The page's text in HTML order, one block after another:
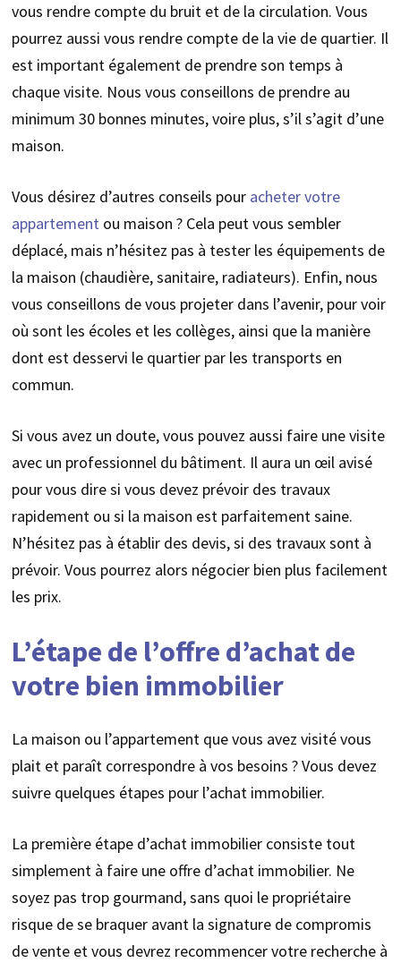
vous rendre compte du bruit et de la circulation. Vous
pourrez aussi vous rendre compte de la vie de quartier. Il
est important également de prendre son temps à
chaque visite. Nous vous conseillons de prendre au
minimum 30 bonnes minutes, voire plus, s’il s’agit d’une
maison.
Vous désirez d’autres conseils pour acheter votre
appartement ou maison ? Cela peut vous sembler
déplacé, mais n’hésitez pas à tester les équipements de
la maison (chaudière, sanitaire, radiateurs). Enfin, nous
vous conseillons de vous projeter dans l’avenir, pour voir
où sont les écoles et les collèges, ainsi que la manière
dont est desservi le quartier par les transports en
commun.
Si vous avez un doute, vous pouvez aussi faire une visite
avec un professionnel du bâtiment. Il aura un œil avisé
pour vous dire si vous devez prévoir des travaux
rapidement ou si la maison est parfaitement saine.
N’hésitez pas à établir des devis, si des travaux sont à
prévoir. Vous pourrez alors négocier bien plus facilement
les prix.
L’étape de l’offre d’achat de
votre bien immobilier
La maison ou l’appartement que vous avez visité vous
plait et paraît correspondre à vos besoins ? Vous devez
suivre quelques étapes pour l’achat immobilier.
La première étape d’achat immobilier consiste tout
simplement à faire une offre d’achat immobilier. Ne
soyez pas trop gourmand, sans quoi le propriétaire
risque de se braquer avant la signature de compromis
de vente et vous devrez recommencer votre recherche à